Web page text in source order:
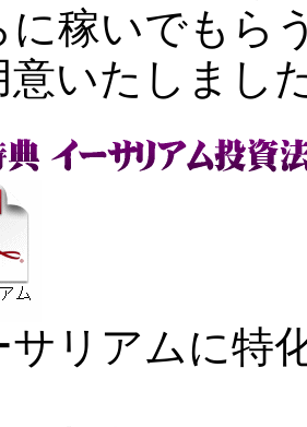
に稼いでもら
意いたしまし
サリアムに特